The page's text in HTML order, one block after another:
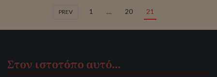
PREV 1 … 20 21
Στον ιστοτόπο αυτό…